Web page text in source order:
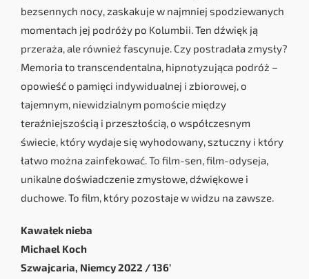
bezsennych nocy, zaskakuje w najmniej spodziewanych
momentach jej podróży po Kolumbii. Ten dźwięk ją
przeraża, ale również fascynuje. Czy postradała zmysły?
Memoria to transcendentalna, hipnotyzująca podróż –
opowieść o pamięci indywidualnej i zbiorowej, o
tajemnym, niewidzialnym pomoście między
teraźniejszością i przeszłością, o współczesnym
świecie, który wydaje się wyhodowany, sztuczny i który
łatwo można zainfekować. To film-sen, film-odyseja,
unikalne doświadczenie zmysłowe, dźwiękowe i
duchowe. To film, który pozostaje w widzu na zawsze.
Kawałek nieba
Michael Koch
Szwajcaria, Niemcy 2022 / 136’